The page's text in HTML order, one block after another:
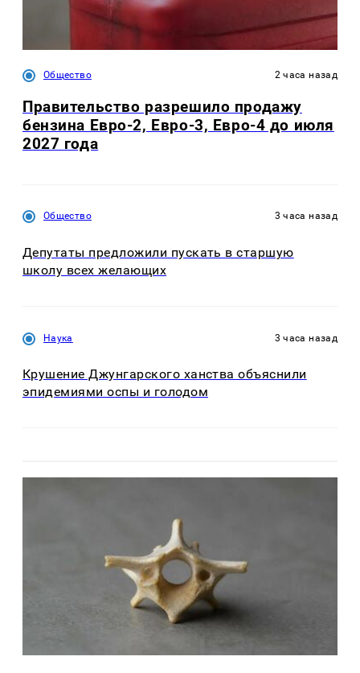
Общество 2 часа назад
Правительство разрешило продажу
бензина Евро-2, Евро-3, Евро-4 до июля
2027 года
Общество 3 часа назад
Депутаты предложили пускать в старшую
школу всех желающих
Наука 3 часа назад
Крушение Джунгарского ханства объяснили
эпидемиями оспы и голодом